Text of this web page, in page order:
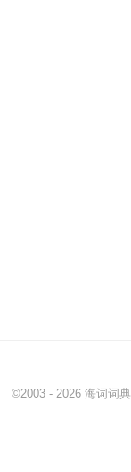
©2003 - 2026 海词词典